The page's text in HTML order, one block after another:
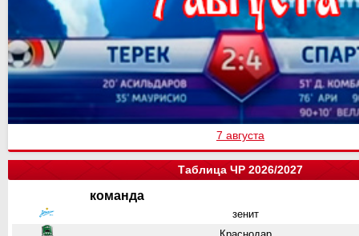
7 августа
Таблица ЧР 2026/2027
команда
зенит